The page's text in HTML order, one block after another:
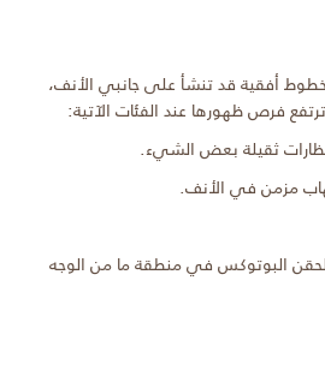
أفقية قد تنشأ على جانبي الأنف،
فرص ظهورها عند الفئات الآتية:
نظارات ثقيلة بعض الشيء.
مزمن في الأنف.
لحقن البوتوكس في منطقة ما من الوجه